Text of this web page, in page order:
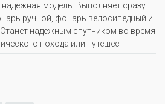
модель. Выполняет сразу
ручной, фонарь велосипедный и
надежным спутником во время
похода или путешес